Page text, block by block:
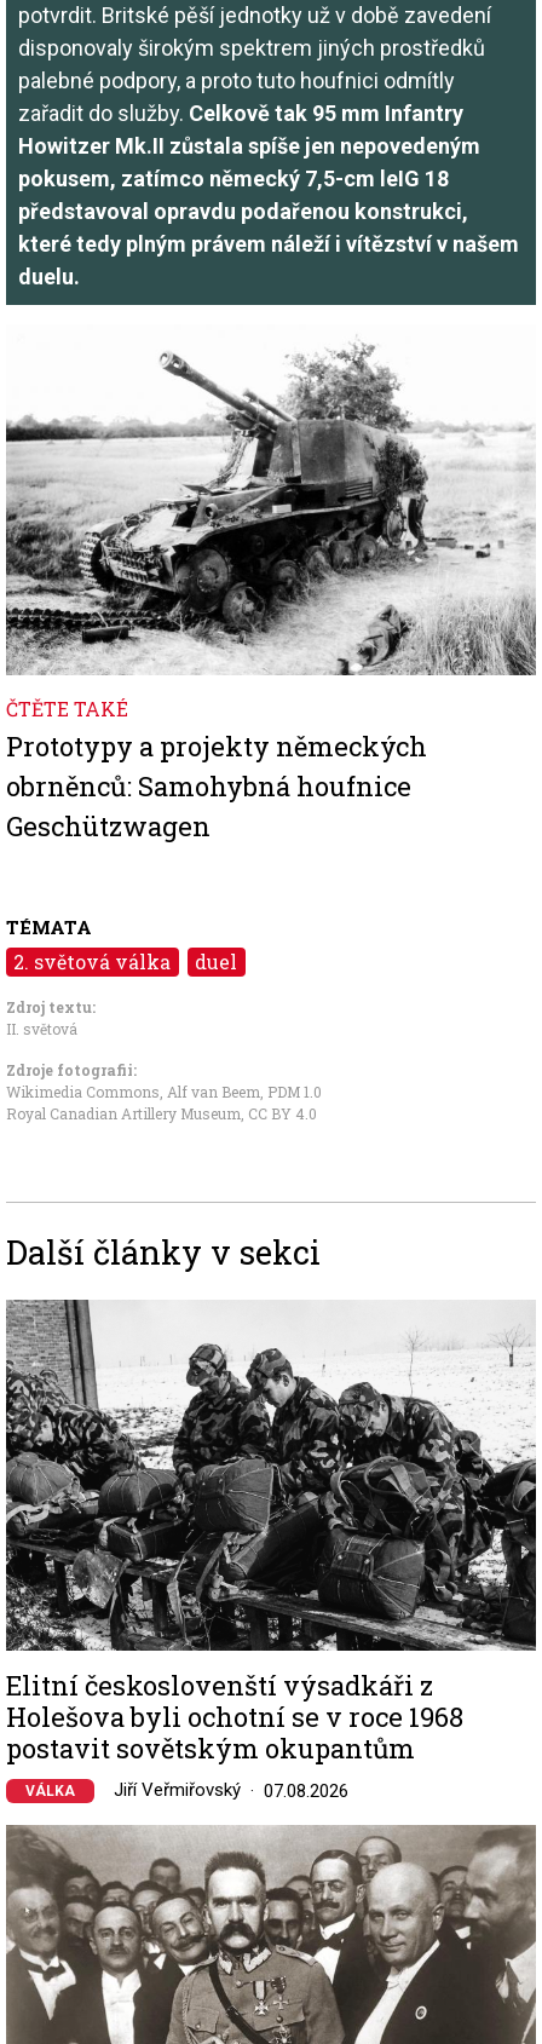
potvrdit. Britské pěší jednotky už v době zavedení
disponovaly širokým spektrem jiných prostředků
palebné podpory, a proto tuto houfnici odmítly
zařadit do služby. Celkově tak 95 mm Infantry
Howitzer Mk.II zůstala spíše jen nepovedeným
pokusem, zatímco německý 7,5-cm leIG 18
představoval opravdu podařenou konstrukci,
které tedy plným právem náleží i vítězství v našem
duelu.
ČTĚTE TAKÉ
Prototypy a projekty německých
obrněnců: Samohybná houfnice
Geschützwagen
TÉMATA
2. světová válka duel
Zdroj textu:
II. světová
Zdroje fotografii:
Wikimedia Commons, Alf van Beem PDM 1.0
Royal Canadian Artillery Museum CC BY 4.0
Další články v sekci
Image
Elitní českoslovenští výsadkáři z
Holešova byli ochotní se v roce 1968
postavit sovětským okupantům
VÁLKA Jiří Veřmiřovský 07.08.2026
Image